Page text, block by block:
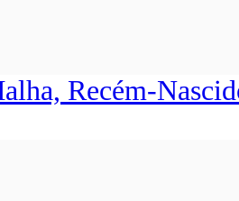
Recém-